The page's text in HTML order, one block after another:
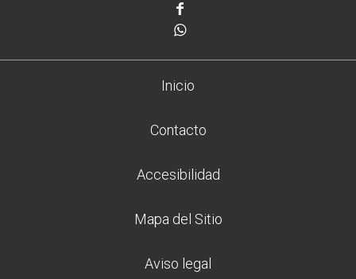
Inicio
Contacto
Accesibilidad
Mapa del Sitio
Aviso legal